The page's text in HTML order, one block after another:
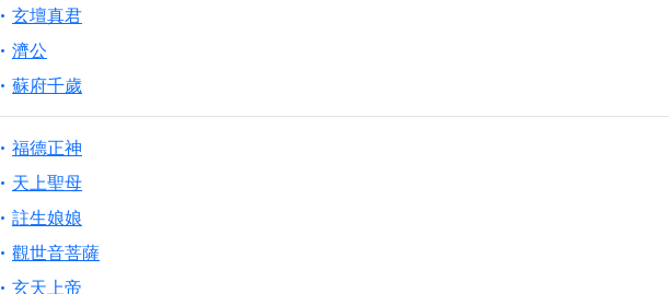
玄壇真君
濟公
蘇府千歲
福德正神
天上聖母
註生娘娘
觀世音菩薩
玄天上帝